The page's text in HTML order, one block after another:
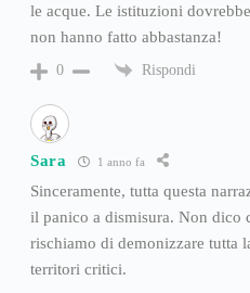
le acque. Le istituzioni
non hanno fatto abbastanza!
0 Rispondi
Sara 1 anno fa
Sinceramente, tutta questa
il panico a dismisura. Non dico
rischiamo di demonizzare tutta
territori critici.